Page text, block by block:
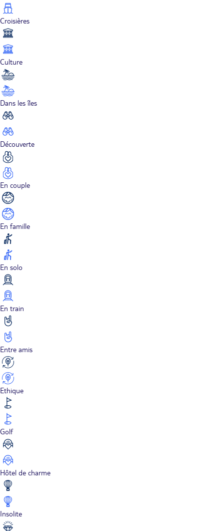
Croisières
Culture
Dans les îles
Découverte
En couple
En famille
En solo
En train
Entre amis
Ethique
Golf
Hôtel de charme
Insolite